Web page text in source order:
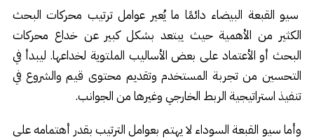
سيو القبعة البيضاء دائمًا ما يُعير عوامل ترتيب محركات البحث
الكثير من الأهمية حيث يبتعد بشكل كبير عن خداع محركات
البحث أو الأعتماد على بعض الأساليب الملتوية لخداعها. ليبدأ في
التحسين من تجربة المستخدم وتقديم محتوى قيم والشروع في
تنفيذ استراتيجية الربط الخارجي وغيرها من الجوانب.
وأما سيو القبعة السوداء لا يهتم بعوامل الترتيب بقدر أهتمامه على